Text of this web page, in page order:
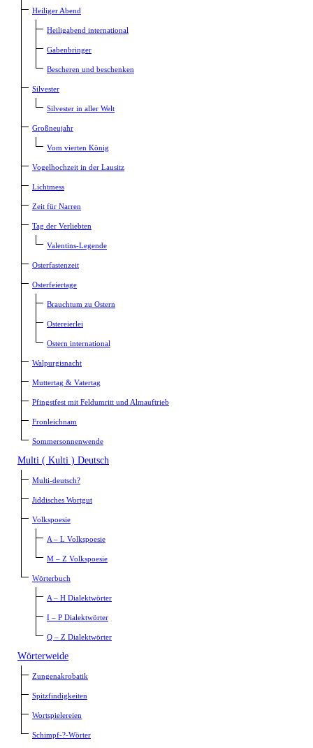
Heiliger Abend
Heiligabend international
Gabenbringer
Bescheren und beschenken
Silvester
Silvester in aller Welt
Großneujahr
Vom vierten König
Vogelhochzeit in der Lausitz
Lichtmess
Zeit für Narren
Tag der Verliebten
Valentins-Legende
Osterfastenzeit
Osterfeiertage
Brauchtum zu Ostern
Ostereierlei
Ostern international
Walpurgisnacht
Muttertag & Vatertag
Pfingstfest mit Feldumritt und Almauftrieb
Fronleichnam
Sommersonnenwende
Multi ( Kulti ) Deutsch
Multi-deutsch?
Jiddisches Wortgut
Volkspoesie
A – L Volkspoesie
M – Z Volkspoesie
Wörterbuch
A – H Dialektwörter
I – P Dialektwörter
Q – Z Dialektwörter
Wörterweide
Zungenakrobatik
Spitzfindigkeiten
Wortspielereien
Schimpf-?-Wörter